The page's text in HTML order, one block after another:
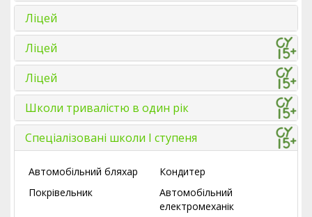
Ліцей
Ліцей
Ліцей
Школи тривалістю в один рік
Спеціалізовані школи І ступеня
Автомобільний бляхаp
Кондитер
Покрівельник
Автомобільний
електромеханік